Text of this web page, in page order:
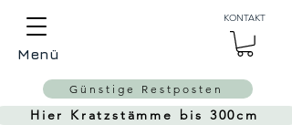
Menü
KONTAKT
Hier Kratzstämme bis 300cm
Günstige Restposten